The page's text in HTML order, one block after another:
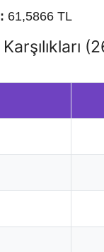
61,5866 TL